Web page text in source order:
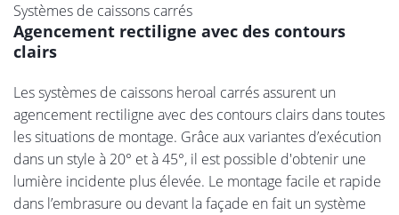
Systèmes de caissons carrés
Agencement rectiligne avec des contours
clairs
Les systèmes de caissons heroal carrés assurent un
agencement rectiligne avec des contours clairs dans toutes
les situations de montage. Grâce aux variantes d’exécution
dans un style à 20° et à 45°, il est possible d'obtenir une
lumière incidente plus élevée. Le montage facile et rapide
dans l’embrasure ou devant la façade en fait un système